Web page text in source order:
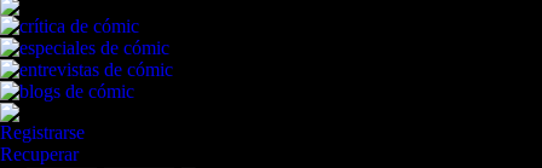
Registrarse
Recuperar